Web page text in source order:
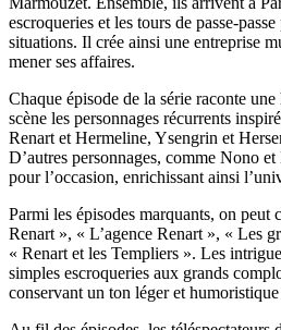
escroqueries et les tours de passe-
situations. Il crée ainsi une entreprise
mener ses affaires.
Chaque épisode de la série raconte
scène les personnages récurrents
Renart et Hermeline, Ysengrin et
D’autres personnages, comme Nono
pour l’occasion, enrichissant ainsi
Parmi les épisodes marquants, on peut
Renart », « L’agence Renart », « Les
« Renart et les Templiers ». Les
simples escroqueries aux grands
conservant un ton léger et